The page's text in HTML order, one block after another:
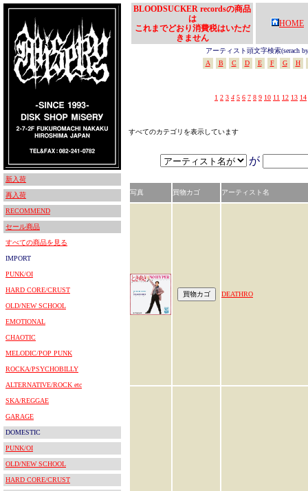
新入荷
再入荷
RECOMMEND
セール商品
すべての商品を見る
IMPORT
PUNK/OI
HARD CORE/CRUST
OLD/NEW SCHOOL
EMOTIONAL
CHAOTIC
MELODIC/POP PUNK
ROCKA/PSYCHOBILLY
ALTERNATIVE/ROCK etc
SKA/REGGAE
GARAGE
DOMESTIC
PUNK/OI
OLD/NEW SCHOOL
HARD CORE/CRUST
BLOODSUCKER recordsの商品
は
これまでどおり消費税はいただ
きません
HOME
アーティスト頭文字検索(serach
A
B C D E F G H
1 2 3 4 5 6 7 8 9 10 11 12 13 14
すべてのカテゴリを表示しています
が
写真 買物カゴ アーティスト名
DEATHRO